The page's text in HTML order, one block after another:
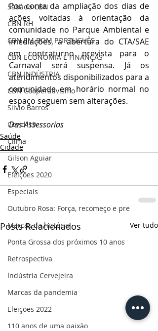
Sábado CBN
CBN RH
CBN EM BOM PORTUGUÊS
CBN ECONOMIA E FINANÇAS
CBN INDÚSTRIA
CBN Cooperativismo
Silvio Barros
Covid-19
Clima
Gilson Aguiar
Eleições 2020
Especiais
Outubro Rosa: Força, recomeço e pre
Marcas da história
Ponta Grossa dos próximos 10 anos
Retrospectiva
Indústria Cervejeira
Marcas da pandemia
Eleições 2022
110 anos de uma paixão
Por conta da ampliação dos dias de
ações voltadas à orientação da
comunidade no Parque Ambiental e
imediações, a abertura do CTA/SAE
em contraturno prevista para o
Carnaval será suspensa. Já os
atendimentos disponibilizados para a
comunidade em horário normal no
espaço seguem sem alterações.
Das Assessorias
Saúde
Cidade
Posts Relacionados Ver tudo